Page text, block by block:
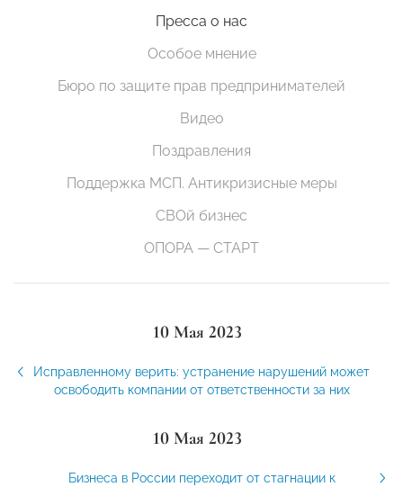
Пресса о нас
Особое мнение
Бюро по защите прав предпринимателей
Видео
Поздравления
Поддержка МСП. Антикризисные меры
СВОй бизнес
ОПОРА — СТАРТ
10 Мая 2023
Исправленному верить: устранение нарушений может
освободить компании от ответственности за них
10 Мая 2023
Бизнеса в России переходит от стагнации к